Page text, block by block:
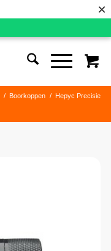
×
/ Boorkoppen / Hepyc Precisie